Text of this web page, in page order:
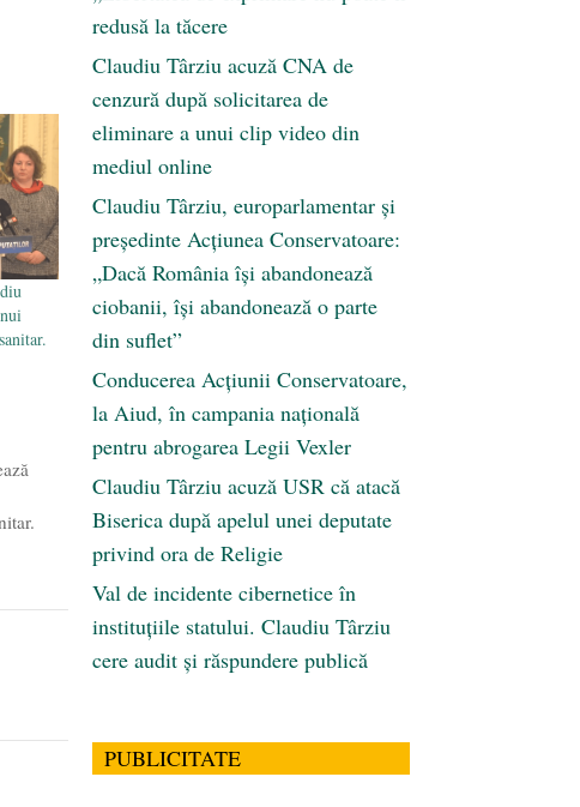
redusă la tăcere
Claudiu Târziu acuză CNA de
cenzură după solicitarea de
eliminare a unui clip video din
mediul online
Claudiu Târziu, europarlamentar și
președinte Acțiunea Conservatoare:
„Dacă România își abandonează
ciobanii, își abandonează o parte
din suflet”
Conducerea Acțiunii Conservatoare,
la Aiud, în campania națională
pentru abrogarea Legii Vexler
Claudiu Târziu acuză USR că atacă
Biserica după apelul unei deputate
privind ora de Religie
Val de incidente cibernetice în
instituțiile statului. Claudiu Târziu
cere audit și răspundere publică
PUBLICITATE